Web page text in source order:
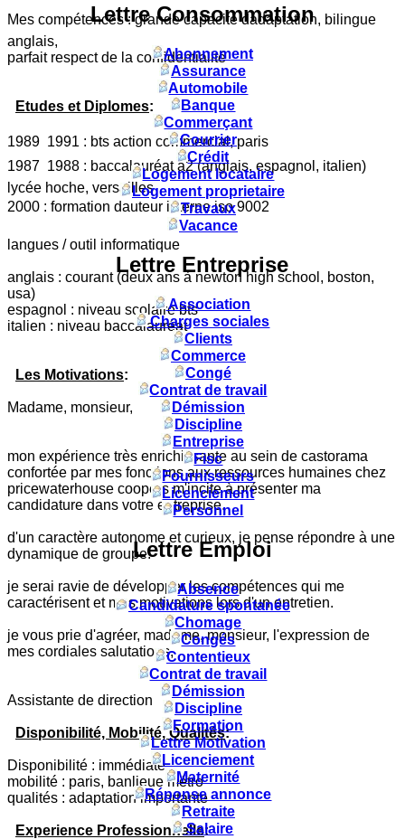
Mes compétences : grande capacité dadaptation, bilingue
anglais,
parfait respect de la confidentialité
Etudes et Diplomes:
1989  1991 : bts action commercial, paris
1987  1988 : baccalauréat a2 (anglais, espagnol, italien)
lycée hoche, versailles
2000 : formation dauteur interne iso 9002
langues / outil informatique
anglais : courant (deux ans à newton high school, boston,
usa)
espagnol : niveau scolaire bts
italien : niveau baccalauréat
Les Motivations:
Madame, monsieur,
mon expérience très enrichissante au sein de castorama
confortée par mes fonctions aux ressources humaines chez
pricewaterhouse coopers m'incite à présenter ma
candidature dans votre entreprise.
d'un caractère autonome et curieux, je pense répondre à une
dynamique de groupe.
je serai ravie de développer les compétences qui me
caractérisent et mes motivations lors d'un entretien.
je vous prie d'agréer, madame, monsieur, l'expression de
mes cordiales salutations,
Assistante de direction
Disponibilité, Mobilité, Qualités:
Disponibilité : immédiate
mobilité : paris, banlieue métro
qualités : adaptation importante
Experience Professionnelle:
Lettre Consommation
Abonnement
Assurance
Automobile
Banque
Commerçant
Courrier
Crédit
Logement locataire
Logement proprietaire
Travaux
Vacance
Lettre Entreprise
Association
Charges sociales
Clients
Commerce
Congé
Contrat de travail
Démission
Discipline
Entreprise
Fisc
Fournisseurs
Licenciement
Personnel
Lettre Emploi
Absence
Candidature spontanée
Chomage
Congés
Contentieux
Contrat de travail
Démission
Discipline
Formation
Lettre Motivation
Licenciement
Maternité
Réponse annonce
Retraite
Salaire